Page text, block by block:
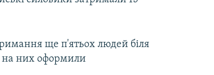
ще п'ятьох людей біля
на них оформили